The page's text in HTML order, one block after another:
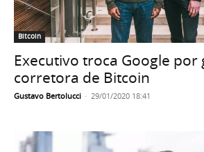
Bitcoin
Executivo troca Google por
corretora de Bitcoin
Gustavo Bertolucci - 29/01/2020 18:41